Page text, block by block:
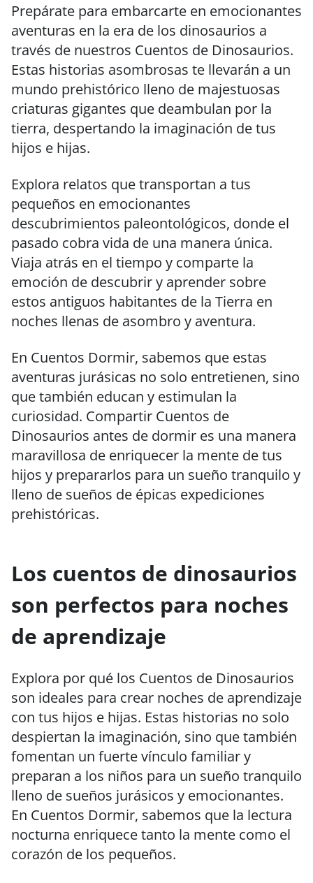
Prepárate para embarcarte en emocionantes
aventuras en la era de los dinosaurios a
través de nuestros Cuentos de Dinosaurios.
Estas historias asombrosas te llevarán a un
mundo prehistórico lleno de majestuosas
criaturas gigantes que deambulan por la
tierra, despertando la imaginación de tus
hijos e hijas.
Explora relatos que transportan a tus
pequeños en emocionantes
descubrimientos paleontológicos, donde el
pasado cobra vida de una manera única.
Viaja atrás en el tiempo y comparte la
emoción de descubrir y aprender sobre
estos antiguos habitantes de la Tierra en
noches llenas de asombro y aventura.
En Cuentos Dormir, sabemos que estas
aventuras jurásicas no solo entretienen, sino
que también educan y estimulan la
curiosidad. Compartir Cuentos de
Dinosaurios antes de dormir es una manera
maravillosa de enriquecer la mente de tus
hijos y prepararlos para un sueño tranquilo y
lleno de sueños de épicas expediciones
prehistóricas.
Los cuentos de dinosaurios
son perfectos para noches
de aprendizaje
Explora por qué los Cuentos de Dinosaurios
son ideales para crear noches de aprendizaje
con tus hijos e hijas. Estas historias no solo
despiertan la imaginación, sino que también
fomentan un fuerte vínculo familiar y
preparan a los niños para un sueño tranquilo
lleno de sueños jurásicos y emocionantes.
En Cuentos Dormir, sabemos que la lectura
nocturna enriquece tanto la mente como el
corazón de los pequeños.